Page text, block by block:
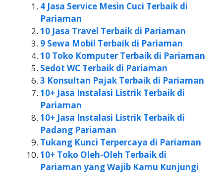
4 Jasa Service Mesin Cuci Terbaik di
Pariaman
10 Jasa Travel Terbaik di Pariaman
9 Sewa Mobil Terbaik di Pariaman
10 Toko Komputer Terbaik di Pariaman
Sedot WC Terbaik di Pariaman
3 Konsultan Pajak Terbaik di Pariaman
10+ Jasa Instalasi Listrik Terbaik di
Pariaman
10+ Jasa Instalasi Listrik Terbaik di
Padang Pariaman
Tukang Kunci Terpercaya di Pariaman
10+ Toko Oleh-Oleh Terbaik di
Pariaman yang Wajib Kamu Kunjungi